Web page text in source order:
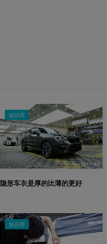
知识库
隐形车衣是厚的比薄的更好
知识库